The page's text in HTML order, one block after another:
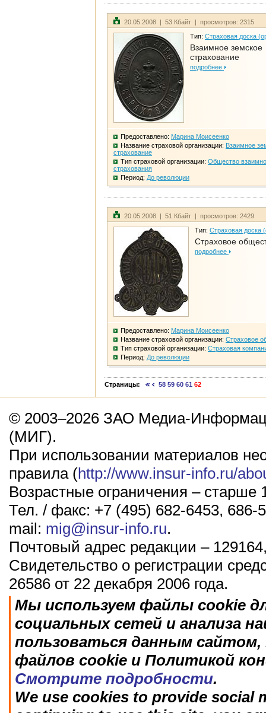
20.05.2008 | 53 Кбайт | просмотров: 2315
Тип: Страховая доска
Взаимное земское
страхование
подробнее
Предоставлено: Марина Моисеенко
Название страховой организации: Взаимное
страхование
Тип страховой организации: Общество
страхования
Период: До революции
20.05.2008 | 51 Кбайт | просмотров: 2429
Тип: Страховая доска
Страховое
подробнее
Предоставлено: Марина Моисеенко
Название страховой организации: Страховое
Тип страховой организации: Страховая
Период: До революции
Страницы: 58 59 60 61 62
© 2003–2026 ЗАО Медиа-
(МИГ).
При использовании материалов
правила (http://www.insur-info.ru/
Возрастные ограничения – старше
Тел. / факс: +7 (495) 682-6453, 686-
mail: mig@insur-info.ru.
Почтовый адрес редакции –
Свидетельство о регистрации
26586 от 22 декабря 2006 года.
Мы используем файлы cookie
социальных сетей и анализа
пользоваться данным
файлов cookie и Политикой
Смотрите подробности.
We use cookies to provide social